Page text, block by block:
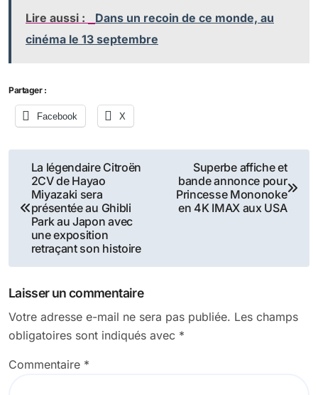
Lire aussi :
Dans un recoin de ce monde, au
cinéma le 13 septembre
Partager :
Facebook X
Navigation
de
l’article
La légendaire Citroën
2CV de Hayao
Miyazaki sera
présentée au Ghibli
Park au Japon avec
une exposition
retraçant son histoire
Superbe affiche et
bande annonce pour
Princesse Mononoke
en 4K IMAX aux USA
Laisser un commentaire
Votre adresse e-mail ne sera pas publiée. Les champs
obligatoires sont indiqués avec *
Commentaire *